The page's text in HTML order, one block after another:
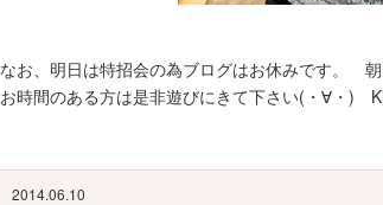
なお、明日は特招会の為ブログはお休みです。
お時間のある方は是非遊びにきて下さい(・∀・)
2014.06.10